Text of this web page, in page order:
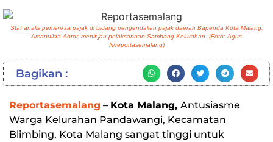
Staf analis pemeriksa pajak di bidang pengendalian pajak daerah Bapenda Kota Malang,
Amanullah Abror, meninjau pelaksanaan Sambang Kelurahan. (Foto: Agus
N/reportasemalang)
Bagikan :
Reportasemalang – Kota Malang, Antusiasme
Warga Kelurahan Pandawangi, Kecamatan
Blimbing, Kota Malang sangat tinggi untuk